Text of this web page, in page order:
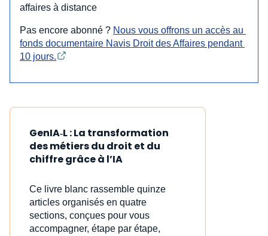
affaires à distance
Pas encore abonné ? Nous vous offrons un accès au
fonds documentaire Navis Droit des Affaires pendant
10 jours.
GenIA‑L : La transformation
des métiers du droit et du
chiffre grâce à l’IA
Ce livre blanc rassemble quinze
articles organisés en quatre
sections, conçues pour vous
accompagner, étape par étape,